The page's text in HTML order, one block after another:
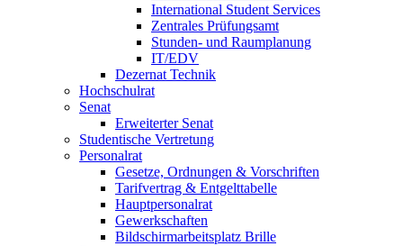
International Student Services
Zentrales Prüfungsamt
Stunden- und Raumplanung
IT/EDV
Dezernat Technik
Hochschulrat
Senat
Erweiterter Senat
Studentische Vertretung
Personalrat
Gesetze, Ordnungen & Vorschriften
Tarifvertrag & Entgelttabelle
Hauptpersonalrat
Gewerkschaften
Bildschirmarbeitsplatz Brille